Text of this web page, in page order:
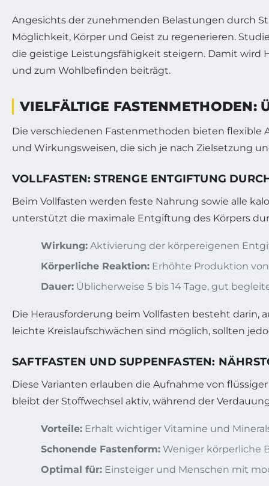
Angesichts der zunehmenden Belastungen durch
Möglichkeit, Körper und Geist zu regenerieren.
die geistige Leistungsfähigkeit steigern. Damit wird
und zum Wohlbefinden beiträgt.
VIELFÄLTIGE FASTENMETHODEN:
Die verschiedenen Fastenmethoden bieten flexible
und Wirkungsweisen, die sich je nach Zielsetzung
VOLLFASTEN: STRENGE ENTGIFTUNG
Beim Vollfasten werden feste Nahrung sowie alle
unterstützt die maximale Entgiftung des Körpers
Wirkung: Aktivierung der körpereigenen
Körperliche Reaktion: Erhöhte Produktion
Dauer: Üblicherweise 5 bis 14 Tage, gut
Die Herausforderung beim Vollfasten besteht
leichte Kreislaufschwächen sind möglich, sollten
SAFTFASTEN UND SUPPENFASTEN:
Diese Varianten erlauben die Aufnahme von
bleibt der Stoffwechsel aktiv, während der
Vorteile: Erhalt wichtiger Vitamine und
Schonende Fastenform: Weniger körperliche
Optimal für: Einsteiger und Menschen mit